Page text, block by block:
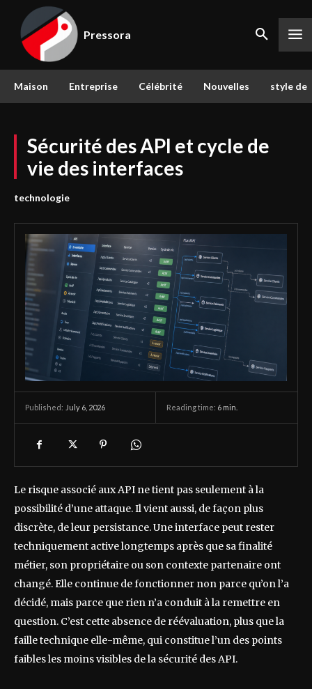
Pressora
Maison Entreprise Célébrité Nouvelles style de
Sécurité des API et cycle de
vie des interfaces
technologie
Published: July 6, 2026 Reading time: 6 min.
Le risque associé aux API ne tient pas seulement à la
possibilité d’une attaque. Il vient aussi, de façon plus
discrète, de leur persistance. Une interface peut rester
techniquement active longtemps après que sa finalité
métier, son propriétaire ou son contexte partenaire ont
changé. Elle continue de fonctionner non parce qu’on l’a
décidé, mais parce que rien n’a conduit à la remettre en
question. C’est cette absence de réévaluation, plus que la
faille technique elle-même, qui constitue l’un des points
faibles les moins visibles de la sécurité des API.